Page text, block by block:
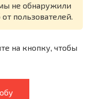
не обнаружили
пользователей.
на кнопку, чтобы